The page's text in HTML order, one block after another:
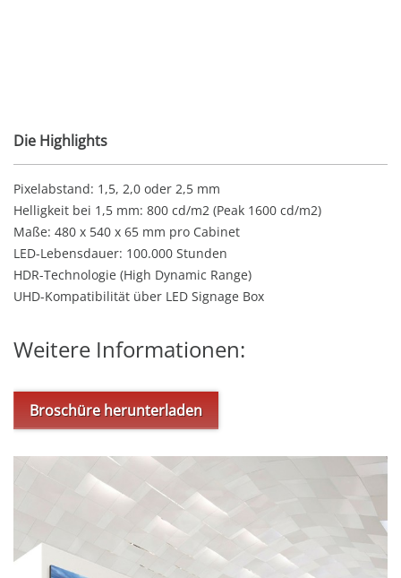
Die Highlights
Pixelabstand: 1,5, 2,0 oder 2,5 mm
Helligkeit bei 1,5 mm: 800 cd/m2 (Peak 1600 cd/m2)
Maße: 480 x 540 x 65 mm pro Cabinet
LED-Lebensdauer: 100.000 Stunden
HDR-Technologie (High Dynamic Range)
UHD-Kompatibilität über LED Signage Box
Weitere Informationen:
Broschüre herunterladen